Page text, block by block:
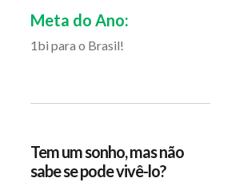
Meta do Ano:
1bi para o Brasil!
Tem um sonho, mas não
sabe se pode vivê-lo?